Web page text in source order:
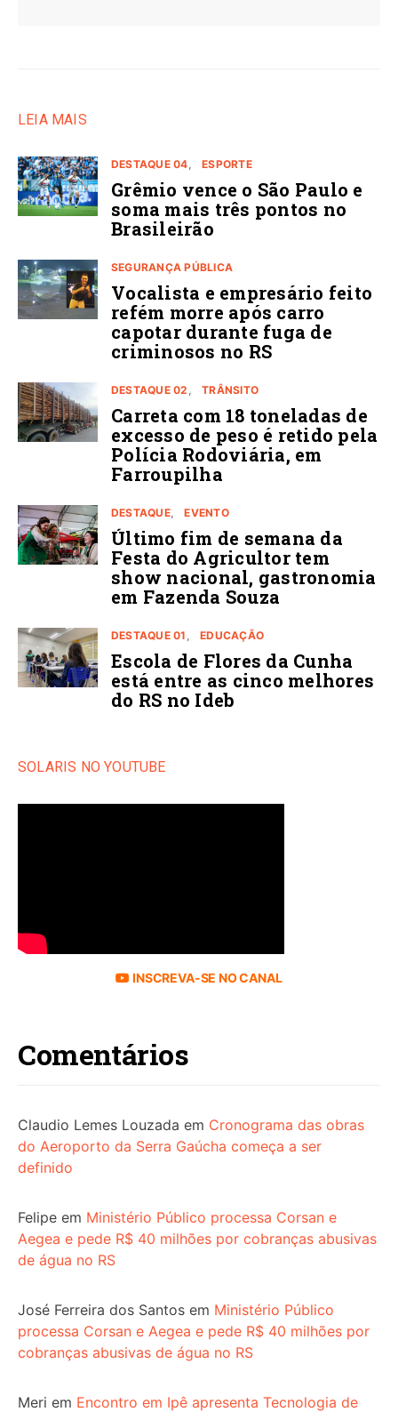
LEIA MAIS
DESTAQUE 04 ESPORTE
Grêmio vence o São Paulo e
soma mais três pontos no
Brasileirão
SEGURANÇA PÚBLICA
Vocalista e empresário feito
refém morre após carro
capotar durante fuga de
criminosos no RS
DESTAQUE 02 TRÂNSITO
Carreta com 18 toneladas de
excesso de peso é retido pela
Polícia Rodoviária, em
Farroupilha
DESTAQUE EVENTO
Último fim de semana da
Festa do Agricultor tem
show nacional, gastronomia
em Fazenda Souza
DESTAQUE 01 EDUCAÇÃO
Escola de Flores da Cunha
está entre as cinco melhores
do RS no Ideb
SOLARIS NO YOUTUBE
INSCREVA-SE NO CANAL
Comentários
Claudio Lemes Louzada em Cronograma das obras
do Aeroporto da Serra Gaúcha começa a ser
definido
Felipe em Ministério Público processa Corsan e
Aegea e pede R$ 40 milhões por cobranças abusivas
de água no RS
José Ferreira dos Santos em Ministério Público
processa Corsan e Aegea e pede R$ 40 milhões por
cobranças abusivas de água no RS
Meri em Encontro em Ipê apresenta Tecnologia de